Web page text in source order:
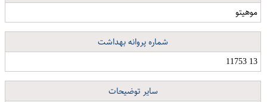
موهیتو
شماره پروانه بهداشت
13 11753
سایر توضیحات